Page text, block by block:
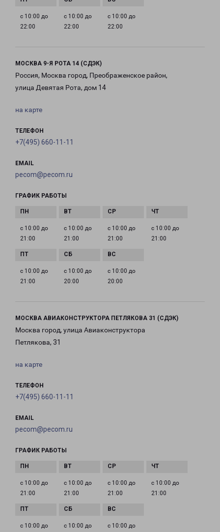
с 10:00 до
22:00
с 10:00 до
22:00
с 10:00 до
22:00
МОСКВА 9-Я РОТА 14 (СДЭК)
Россия, Москва город, Преображенское район,
улица Девятая Рота, дом 14
на карте
ТЕЛЕФОН
+7(495) 660-11-11
EMAIL
pecom@pecom.ru
ГРАФИК РАБОТЫ
с 10:00 до
21:00
с 10:00 до
21:00
с 10:00 до
21:00
с 10:00 до
21:00
с 10:00 до
21:00
с 10:00 до
20:00
с 10:00 до
20:00
МОСКВА АВИАКОНСТРУКТОРА ПЕТЛЯКОВА 31 (СДЭК)
Москва город, улица Авиаконструктора
Петлякова, 31
на карте
ТЕЛЕФОН
+7(495) 660-11-11
EMAIL
pecom@pecom.ru
ГРАФИК РАБОТЫ
с 10:00 до
21:00
с 10:00 до
21:00
с 10:00 до
21:00
с 10:00 до
21:00
с 10:00 до
с 10:00 до
с 10:00 до